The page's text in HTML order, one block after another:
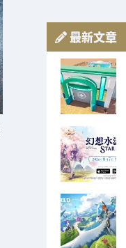
最新文章